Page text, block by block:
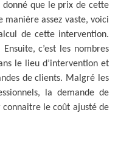
donné que le prix de cette
manière assez vaste, voici
de cette intervention.
Ensuite, c’est les nombres
le lieu d’intervention et
de clients. Malgré les
la demande de
le coût ajusté de